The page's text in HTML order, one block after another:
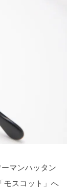
マンハッタン
モスコット」へ